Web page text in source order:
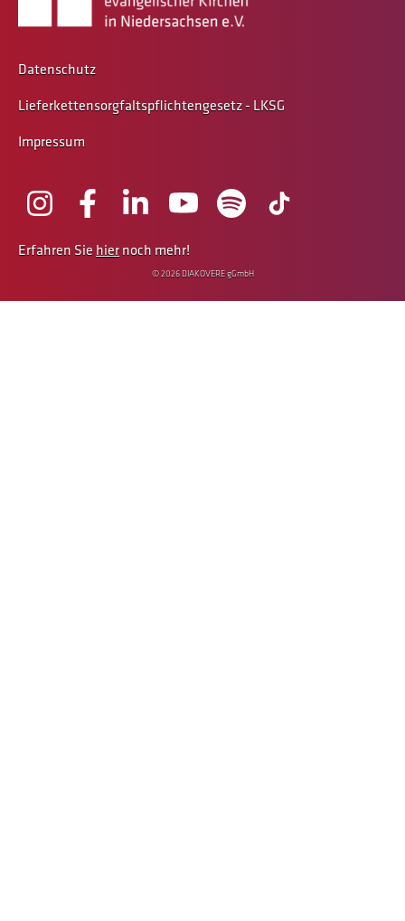
Datenschutz
Lieferkettensorgfaltspflichtengesetz - LKSG
Impressum
Erfahren Sie hiernoch mehr!
© 2026 DIAKOVERE gGmbH